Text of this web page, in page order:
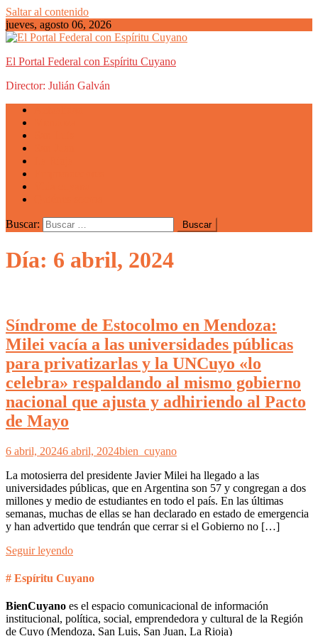
Saltar al contenido
jueves, agosto 06, 2026
El Portal Federal con Espíritu Cuyano
Director: Julián Galván
Buscar:
Día: 6 abril, 2024
Síndrome de Estocolmo en Mendoza:
Milei vacía a las universidades públicas
para privatizarlas y la UNCuyo «lo
celebra» respaldando al mismo gobierno
nacional que ajusta y adhiriendo al Pacto
de Mayo
6 abril, 20246 abril, 2024bien_cuyano
La motosierra del presidente Javier Milei ha llegado a las
universidades públicas, que en Argentina son 57 y congregan a dos
millones y medio de estudiantes en todo el país. En las últimas
semanas, muchas de ellas se han declarado en estado de emergencia
y han advertido que tendrán que cerrar si el Gobierno no […]
Seguir leyendo
# Espíritu Cuyano
BienCuyano es el espacio comunicacional de información
institucional, política, social, emprendedora y cultural de la Región
de Cuyo (Mendoza, San Luis, San Juan, La Rioja)